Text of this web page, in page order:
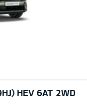
HEV 6AT 2WD